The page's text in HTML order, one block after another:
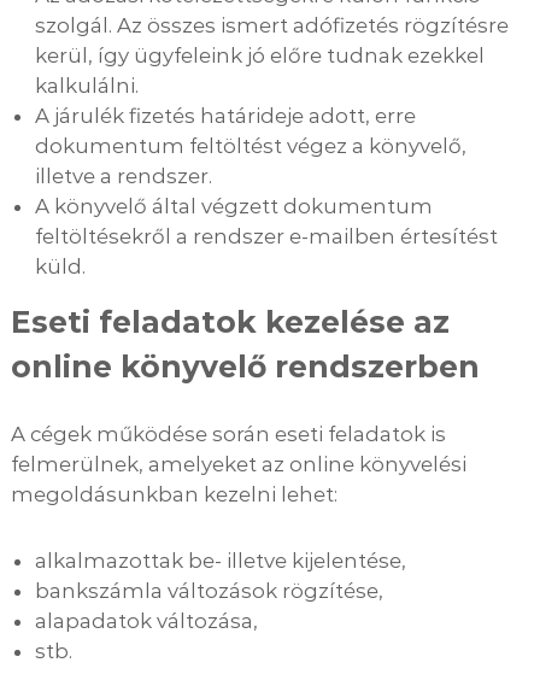
szolgál. Az összes ismert adófizetés rögzítésre
kerül, így ügyfeleink jó előre tudnak ezekkel
kalkulálni.
A járulék fizetés határideje adott, erre
dokumentum feltöltést végez a könyvelő,
illetve a rendszer.
A könyvelő által végzett dokumentum
feltöltésekről a rendszer e-mailben értesítést
küld.
Eseti feladatok kezelése az
online könyvelő rendszerben
A cégek működése során eseti feladatok is
felmerülnek, amelyeket az online könyvelési
megoldásunkban kezelni lehet:
alkalmazottak be- illetve kijelentése,
bankszámla változások rögzítése,
alapadatok változása,
stb.